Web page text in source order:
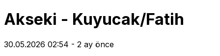
Akseki - Kuyucak/Fatih
30.05.2026 02:54 - 2 ay önce